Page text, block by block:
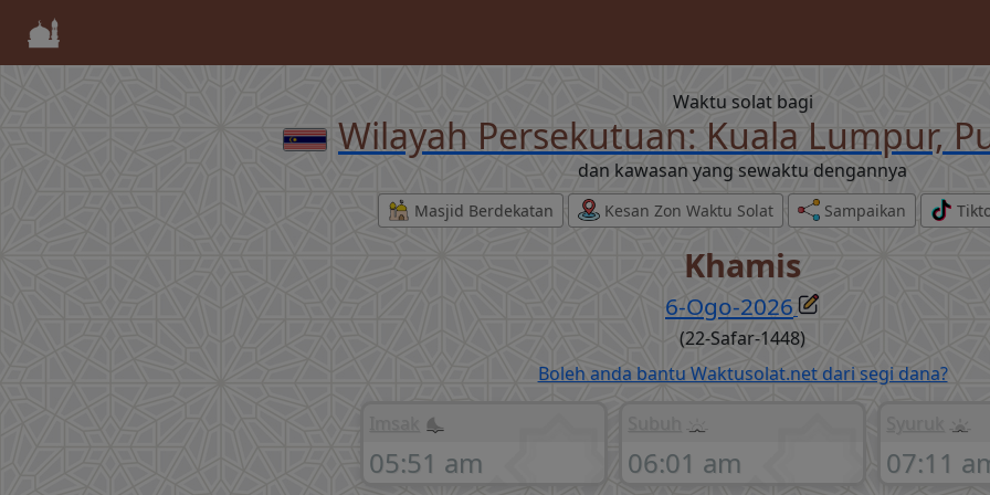
Waktu solat bagi
Wilayah Persekutuan: Kuala Lumpur,
dan kawasan yang sewaktu dengannya
Masjid Berdekatan Kesan Zon Waktu Solat Sampaikan
Khamis
6-Ogo-2026
(22-Safar-1448)
Boleh anda bantu Waktusolat.net dari segi dana?
05:51 am 06:01 am 07:11